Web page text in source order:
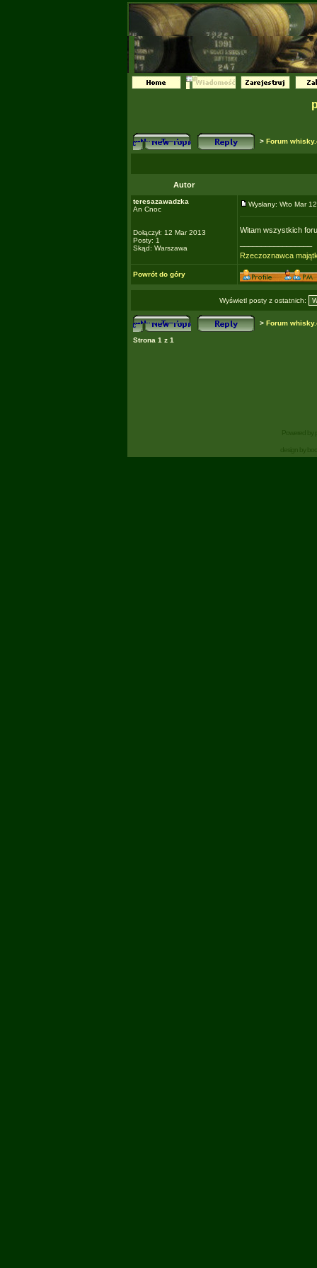
> Forum
Autor
teresazawadzka
An Cnoc
Dołączył: 12 Mar 2013
Posty: 1
Skąd: Warszawa
Wysłany: Wto Mar
Witam wszystkich
Rzeczoznawca
Powrót do góry
Wyświetl posty z ostatnich:
> Forum
Strona 1 z 1